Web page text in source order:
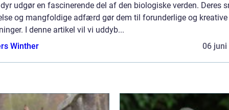
udgør en fascinerende del af den biologiske verden. Deres
og mangfoldige adfærd gør dem til forunderlige og kreative
I denne artikel vil vi uddyb...
Winther
06 juni